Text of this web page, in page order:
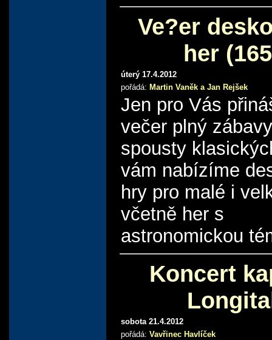
Ve?er
her
úterý 17.4.2012
pořádá: Martin Vaněk a Jan Rejšek
Jen pro Vás
večer plný
spousty
vám nabízíme
hry pro malé i
včetně her s
astronomickou
Koncert
sobota 21.4.2012
pořádá: Vavřinec Havlíček